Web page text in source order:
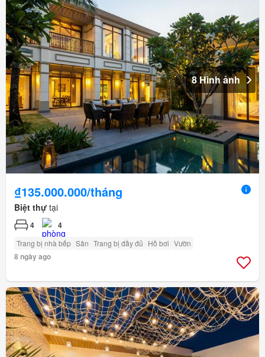
8 Hình ảnh
₫135.000.000/tháng
Biệt thự tại
4 4
Trang bị nhà bếp Sân Trang bị đầy đủ Hồ bơi Vườn
8 ngày ago